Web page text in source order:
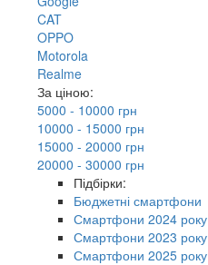
CAT
OPPO
Motorola
Realme
За ціною:
5000 - 10000 грн
10000 - 15000 грн
15000 - 20000 грн
20000 - 30000 грн
Підбірки:
Бюджетні смартфони
Смартфони 2024 року
Смартфони 2023 року
Смартфони 2025 року